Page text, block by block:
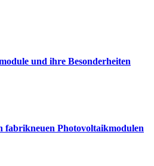
und ihre Besonderheiten
fabrikneuen Photovoltaikmodulen